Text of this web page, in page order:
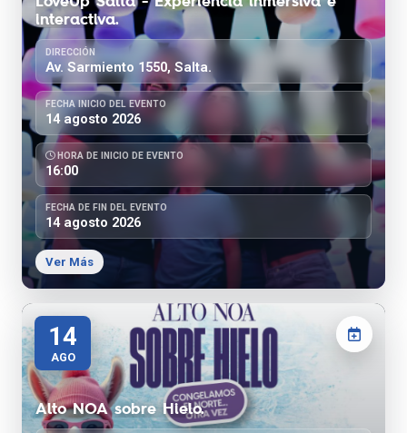
interactiva.
DIRECCIÓN
Av. Sarmiento 1550, Salta.
FECHA INICIO DEL EVENTO
14 agosto 2026
HORA DE INICIO DE EVENTO
16:00
FECHA DE FIN DEL EVENTO
14 agosto 2026
Ver Más
14
AGO
Alto NOA sobre Hielo.